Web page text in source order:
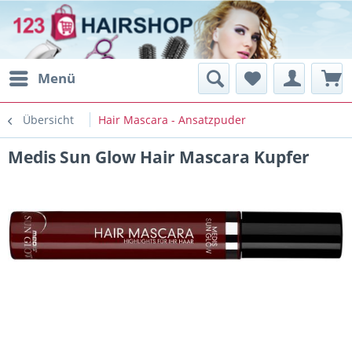
Menü
Übersicht Hair Mascara - Ansatzpuder
Medis Sun Glow Hair Mascara Kupfer